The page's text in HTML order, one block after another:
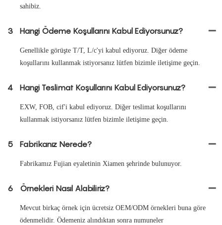
sahibiz.
3 Hangi Ödeme Koşullarını Kabul Ediyorsunuz?
Genellikle görüşte T/T, L/c'yi kabul ediyoruz. Diğer ödeme
koşullarını kullanmak istiyorsanız lütfen bizimle iletişime geçin.
4 Hangi Teslimat Koşullarını Kabul Ediyorsunuz?
EXW, FOB, cif'i kabul ediyoruz. Diğer teslimat koşullarını
kullanmak istiyorsanız lütfen bizimle iletişime geçin.
5 Fabrikanız Nerede?
Fabrikamız Fujian eyaletinin Xiamen şehrinde bulunuyor.
6 Örnekleri Nasıl Alabiliriz?
Mevcut birkaç örnek için ücretsiz OEM/ODM örnekleri buna göre
ödenmelidir. Ödemeniz alındıktan sonra numuneler